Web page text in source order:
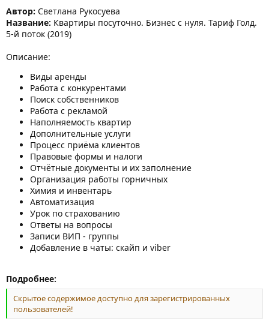
Автор: Светлана Рукосуева
Название: Квартиры посуточно. Бизнес с нуля. Тариф Голд.
5-й поток (2019)
Описание:
Виды аренды
Работа с конкурентами
Поиск собственников
Работа с рекламой
Наполняемость квартир
Дополнительные услуги
Процесс приёма клиентов
Правовые формы и налоги
Отчётные документы и их заполнение
Организация работы горничных
Химия и инвентарь
Автоматизация
Урок по страхованию
Ответы на вопросы
Записи ВИП - группы
Добавление в чаты: скайп и viber
Подробнее:
Скрытое содержимое доступно для зарегистрированных
пользователей!